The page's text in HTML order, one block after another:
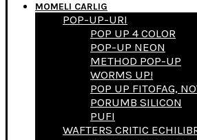
MOMELI CARLIG
POP-UP-URI
POP UP 4 COLOR
POP-UP NEON
METHOD POP-UP
WORMS UP!
POP UP FITOFAG,
PORUMB SILICON
PUFI
WAFTERS CRITIC